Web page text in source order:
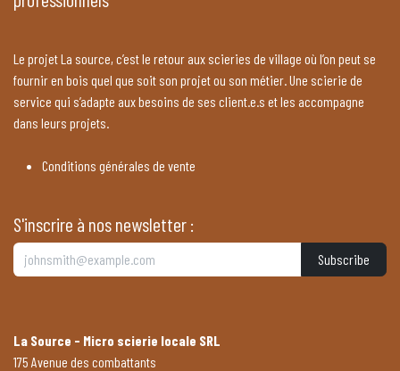
Le projet La source, c’est le retour aux scieries de village où l’on peut se
fournir en bois quel que soit son projet ou son métier. Une scierie de
service qui s’adapte aux besoins de ses client.e.s et les accompagne
dans leurs projets.
Conditions générales de vente
S'inscrire à nos newsletter :
Subscribe
La Source - Micro scierie locale SRL
175 Avenue des combattants